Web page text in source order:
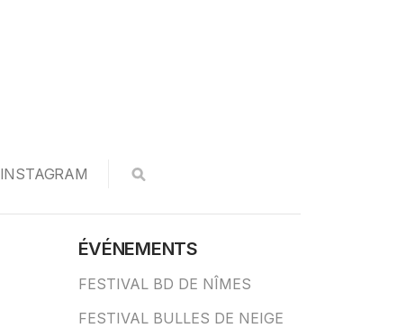
INSTAGRAM
ÉVÉNEMENTS
FESTIVAL BD DE NÎMES
FESTIVAL BULLES DE NEIGE